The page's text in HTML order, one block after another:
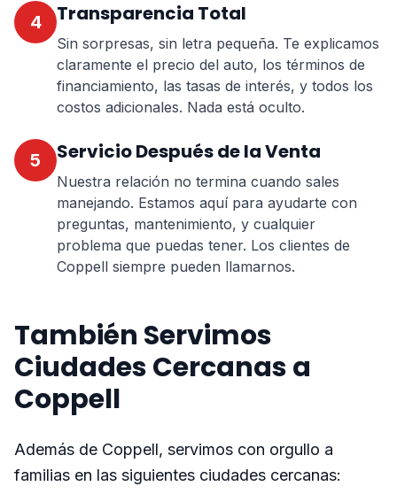
4 Transparencia Total
Sin sorpresas, sin letra pequeña. Te explicamos
claramente el precio del auto, los términos de
financiamiento, las tasas de interés, y todos los
costos adicionales. Nada está oculto.
5 Servicio Después de la Venta
Nuestra relación no termina cuando sales
manejando. Estamos aquí para ayudarte con
preguntas, mantenimiento, y cualquier
problema que puedas tener. Los clientes de
Coppell siempre pueden llamarnos.
También Servimos
Ciudades Cercanas a
Coppell
Además de Coppell, servimos con orgullo a
familias en las siguientes ciudades cercanas: